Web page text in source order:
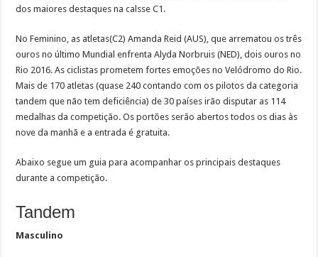
dos maiores destaques na calsse C1.
No Feminino, as atletas(C2) Amanda Reid (AUS), que arrematou os três
ouros no último Mundial enfrenta Alyda Norbruis (NED), dois ouros no
Rio 2016. As ciclistas prometem fortes emoções no Velódromo do Rio.
Mais de 170 atletas (quase 240 contando com os pilotos da categoria
tandem que não tem deficiência) de 30 países irão disputar as 114
medalhas da competição. Os portões serão abertos todos os dias às
nove da manhã e a entrada é gratuita.
Abaixo segue um guia para acompanhar os principais destaques
durante a competição.
Tandem
Masculino